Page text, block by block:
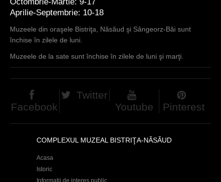
Aprilie-Septembrie: 10-18
Muzeele din oraşele Bistriţa, Năsăud şi Sângeorz-Băi sunt
închise în zilele de luni.
Muzeele de la sate sunt închise în zilele de luni şi marţi.
Facebook
Twitter
Youtube
Pinterest
COMPLEXUL MUZEAL BISTRIŢA-NĂSĂUD
Acasa
Istoric
Informatii de interes public